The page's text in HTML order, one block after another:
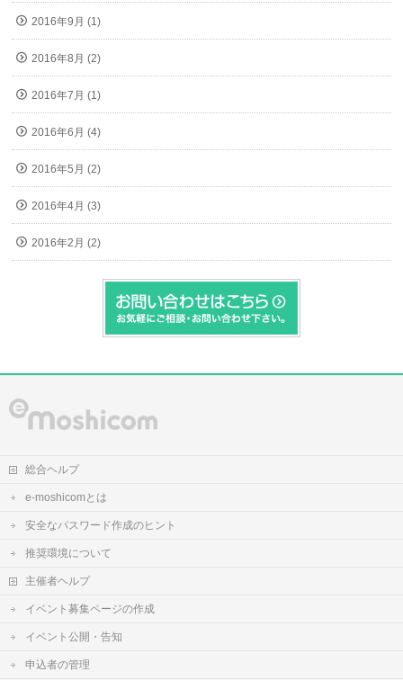
2016年9月 (1)
2016年8月 (2)
2016年7月 (1)
2016年6月 (4)
2016年5月 (2)
2016年4月 (3)
2016年2月 (2)
総合ヘルプ
e-moshicomとは
安全なパスワード作成のヒント
推奨環境について
主催者ヘルプ
イベント募集ページの作成
イベント公開・告知
申込者の管理